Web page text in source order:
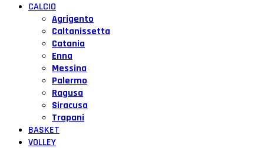
CALCIO
Agrigento
Caltanissetta
Catania
Enna
Messina
Palermo
Ragusa
Siracusa
Trapani
BASKET
VOLLEY